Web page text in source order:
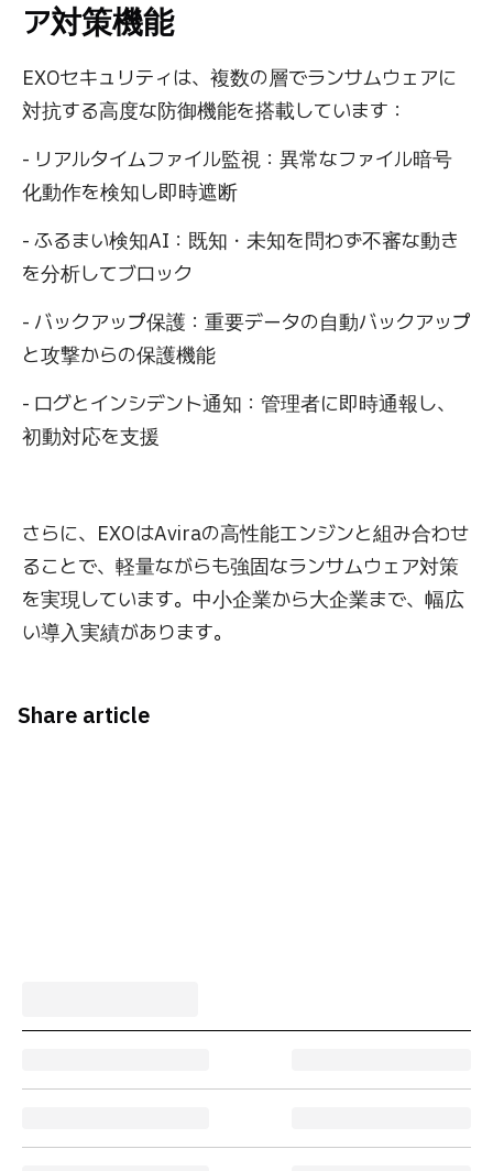
ア対策機能
EXOセキュリティは、複数の層でランサムウェアに
対抗する高度な防御機能を搭載しています：
- リアルタイムファイル監視：異常なファイル暗号
化動作を検知し即時遮断
- ふるまい検知AI：既知・未知を問わず不審な動き
を分析してブロック
- バックアップ保護：重要データの自動バックアップ
と攻撃からの保護機能
- ログとインシデント通知：管理者に即時通報し、
初動対応を支援
さらに、EXOはAviraの高性能エンジンと組み合わせ
ることで、軽量ながらも強固なランサムウェア対策
を実現しています。中小企業から大企業まで、幅広
い導入実績があります。
Share article